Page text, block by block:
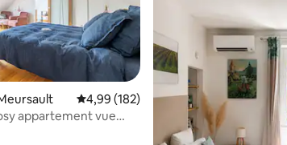
commentaires
Note moyenne de 4,99 sur 5, 182
4,99 (182)
appartement vue